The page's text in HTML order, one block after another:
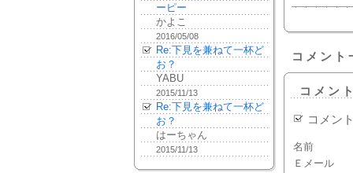
ーピー
かよこ
2016/05/08
Re:下見を兼ねて一杯ど
お？
YABU
2015/11/13
Re:下見を兼ねて一杯ど
お？
はーちゃん
2015/11/13
コメント
コメン
コメン
名前
Ｅメール